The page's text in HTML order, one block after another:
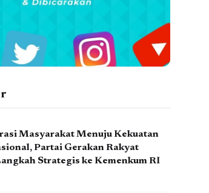
Masyarakat Menuju Kekuatan
Partai Gerakan Rakyat
Strategis ke Kemenkum RI